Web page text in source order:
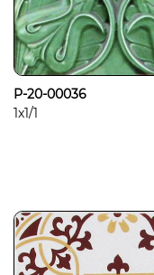
P-20-00036
1x1/1